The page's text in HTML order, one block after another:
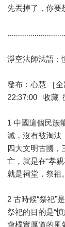
先丟掉了，你要
淨空法師法語：
發布：心慧 ［
22:37:00 收
1 中國這個民族
滅，沒有被淘汰
四大文明古國
亡，就是在“孝
就是祠堂，祭祖。
2 古時候“祭祀”
祭祀的目的是“
會樸實厚道的風